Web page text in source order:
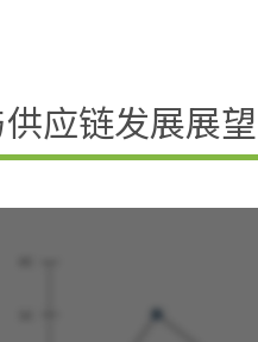
应链发展展望